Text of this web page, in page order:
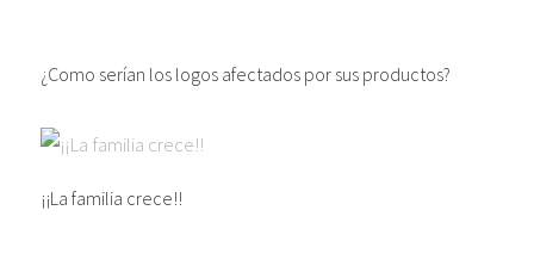
¿Como serían los logos afectados por sus productos?
¡¡La familia crece!!